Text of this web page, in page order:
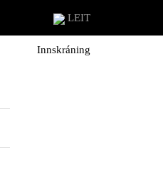
LEIT
Innskráning